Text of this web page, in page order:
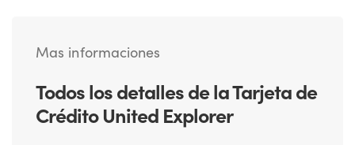
Mas informaciones
Todos los detalles de la Tarjeta de
Crédito United Explorer